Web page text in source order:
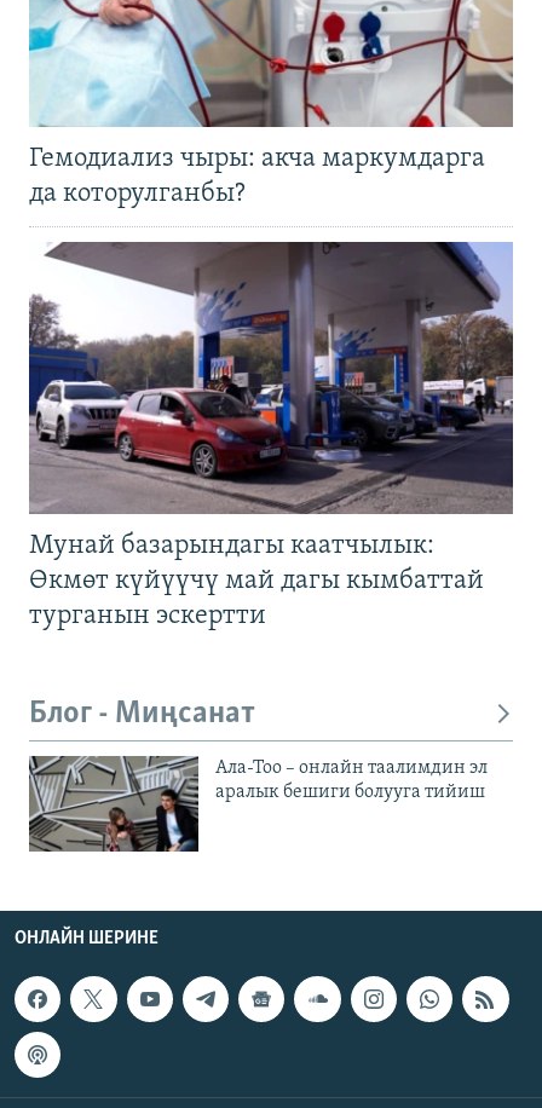
Гемодиализ чыры: акча маркумдарга
да которулганбы?
Мунай базарындагы каатчылык:
Өкмөт күйүүчү май дагы кымбаттай
турганын эскертти
Блог - Миңсанат
Ала-Тоо – онлайн таалимдин эл
аралык бешиги болууга тийиш
ОНЛАЙН ШЕРИНЕ